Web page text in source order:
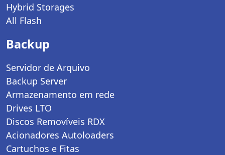
Hybrid Storages
All Flash
Backup
Servidor de Arquivo
Backup Server
Armazenamento em rede
Drives LTO
Discos Removíveis RDX
Acionadores Autoloaders
Cartuchos e Fitas